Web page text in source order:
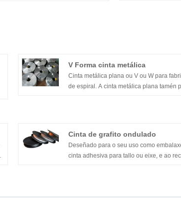
V Forma cinta metálica
Cinta metálica plana ou V ou W para
de espiral. A cinta metálica plana tamén
Cinta de grafito ondulado
Deseñado para o seu uso como
cinta adhesiva para tallo ou eixe, e ao
envases non están dispoñibles.